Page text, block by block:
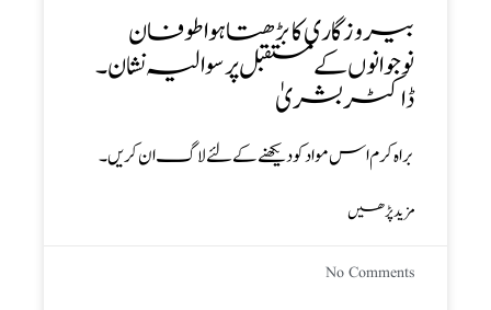
بیروزگاری کا بڑھتا ہوا طوفان
نوجوانوں کے مستقبل پر سوالیہ نشان ۔
ڈاکٹر بشریٰ
براہ کرم اس مواد کو دیکھنے کے لئے لاگ ان کریں۔
مزید پڑھیں
No Comments